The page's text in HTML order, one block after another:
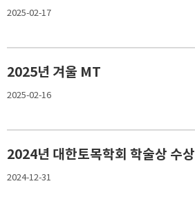
2025-02-17
2025년 겨울 MT
2025-02-16
2024년 대한토목학회 학술상 수상
2024-12-31